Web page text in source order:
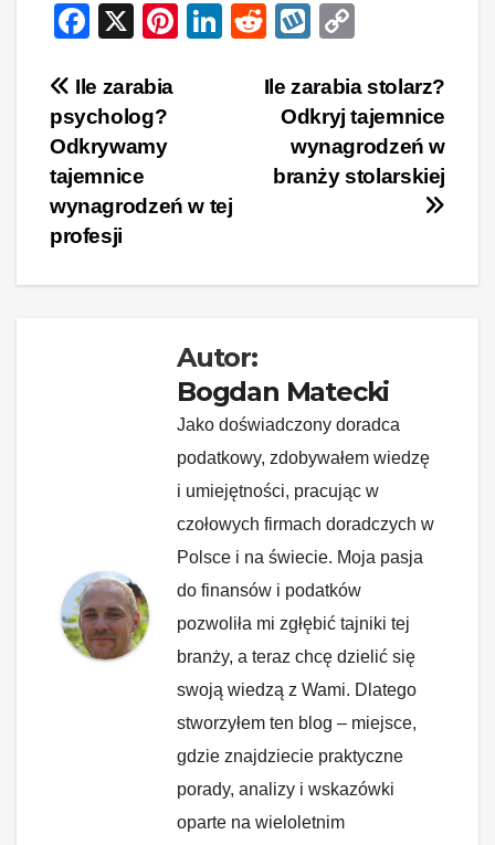
F
c
e
b
o
o
X
Pi
Li
n
R
d
di
t
W
o
p
p
y
Li
Nawigacja
wpisu
Ile zarabia stolarz?
Odkryj tajemnice
wynagrodzeń w
branży stolarskiej
Ile zarabia
psycholog?
Odkrywamy
tajemnice
wynagrodzeń w tej
profesji
Autor:
Bogdan Matecki
Jako doświadczony doradca
podatkowy, zdobywałem wiedzę
i umiejętności, pracując w
czołowych firmach doradczych w
Polsce i na świecie. Moja pasja
do finansów i podatków
pozwoliła mi zgłębić tajniki tej
branży, a teraz chcę dzielić się
swoją wiedzą z Wami. Dlatego
stworzyłem ten blog – miejsce,
gdzie znajdziecie praktyczne
porady, analizy i wskazówki
oparte na wieloletnim